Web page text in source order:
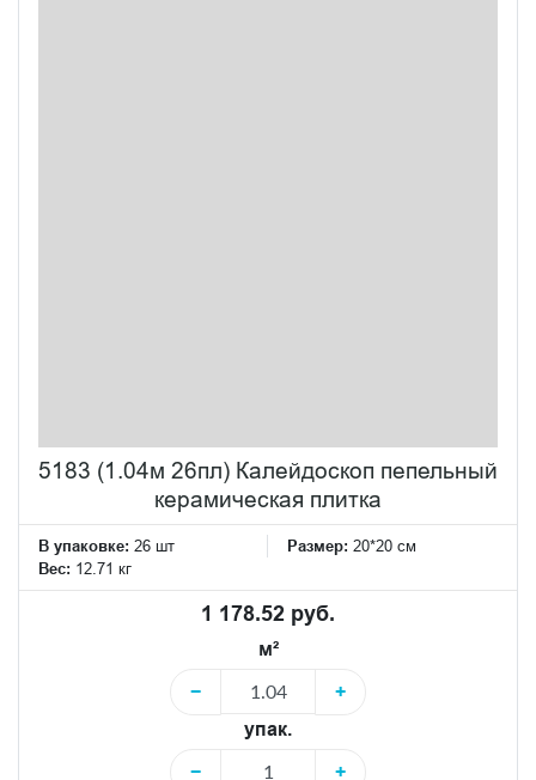
5183 (1.04м 26пл) Калейдоскоп пепельный
керамическая плитка
В упаковке: 26 шт Размер: 20*20 см
Вес: 12.71 кг
1 178.52 руб.
м²
−
+
упак.
−
+